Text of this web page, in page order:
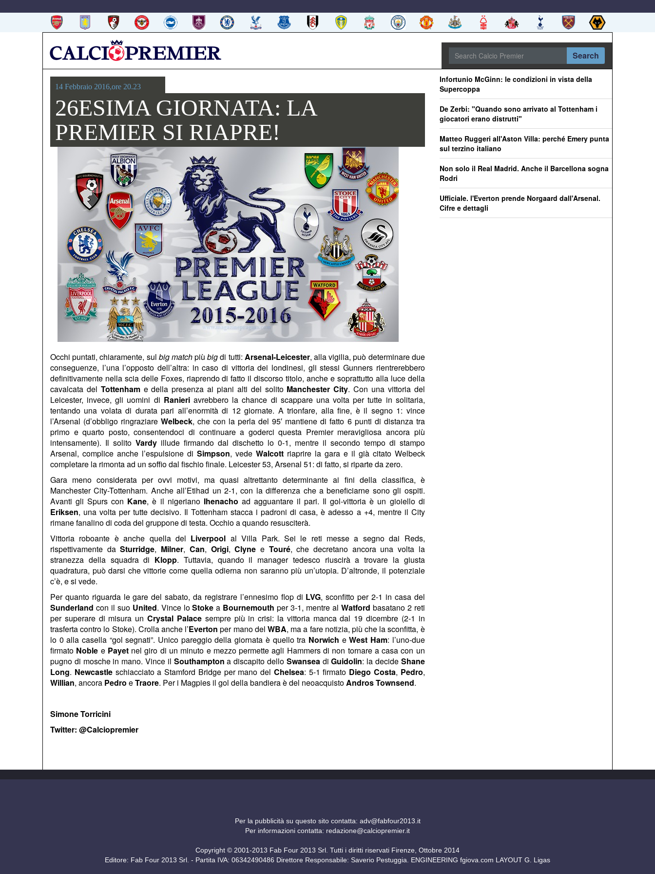
Search
14 Febbraio 2016,ore 20.23
26ESIMA GIORNATA: LA
PREMIER SI RIAPRE!
Occhi puntati, chiaramente, sul big matchpiùbigdi tutti: Arsenal-Leicester, alla vigilia, può determinare due
conseguenze, l’una l’opposto dell’altra: in caso di vittoria dei londinesi, gli stessi Gunners rientrerebbero
definitivamente nella scia delle Foxes, riaprendo di fatto il discorso titolo, anche e soprattutto alla luce della
cavalcata del Tottenhame della presenza ai piani alti del solito Manchester City. Con una vittoria del
Leicester, invece, gli uomini di Ranieriavrebbero la chance di scappare una volta per tutte in solitaria,
tentando una volata di durata pari all’enormità di 12 giornate. A trionfare, alla fine, è il segno 1: vince
l’Arsenal (d’obbligo ringraziareWelbeck, che con la perla del 95′ mantiene di fatto 6 punti di distanza tra
primo e quarto posto, consentendoci di continuare a goderci questa Premier meravigliosa ancora più
intensamente). Il solito Vardyillude firmando dal dischetto lo 0-1, mentre il secondo tempo di stampo
Arsenal, complice anche l’espulsione di Simpson, vede Walcottriaprire la gara e il già citato Welbeck
completare la rimonta ad un soffio dal fischio finale. Leicester 53, Arsenal 51: di fatto, si riparte da zero.
Gara meno considerata per ovvi motivi, ma quasi altrettanto determinante ai fini della classifica, è
Manchester City-Tottenham. Anche all’Etihad un 2-1, con la differenza che a beneficiarne sono gli ospiti.
Avanti gli Spurs con Kane, è il nigerianoIhenacho ad agguantare il pari. Il gol-vittoria è un gioiello di
Eriksen, una volta per tutte decisivo. Il Tottenham stacca i padroni di casa, è adesso a +4, mentre il City
rimane fanalino di coda del gruppone di testa. Occhio a quando resusciterà.
Vittoria roboante è anche quella del Liverpool al Villa Park. Sei le reti messe a segno dai Reds,
rispettivamente daSturridge, Milner, Can, Origi,Clyne e Touré, che decretano ancora una volta la
stranezza della squadra di Klopp. Tuttavia, quando il manager tedesco riuscirà a trovare la giusta
quadratura, può darsi che vittorie come quella odierna non saranno più un’utopia. D’altronde, il potenziale
c’è, e si vede.
Per quanto riguarda le gare del sabato, da registrare l’ennesimo flop di LVG, sconfitto per 2-1 in casa del
Sunderland con il suo United. Vince loStoke a Bournemouth per 3-1, mentre al Watford basatano 2 reti
per superare di misura unCrystal Palacesempre più in crisi: la vittoria manca dal 19 dicembre (2-1 in
trasferta contro lo Stoke). Crolla anche l’Everton per mano del WBA, ma a fare notizia, più che la sconfitta, è
lo 0 alla casella “gol segnati”. Unico pareggio della giornata è quello tra Norwich eWest Ham: l’uno-due
firmato Noble e Payetnel giro di un minuto e mezzo permette agli Hammers di non tornare a casa con un
pugno di mosche in mano. Vince il Southampton a discapito dello Swanseadi Guidolin: la decide Shane
Long. Newcastleschiacciato a Stamford Bridge per mano del Chelsea: 5-1 firmato Diego Costa, Pedro,
Willian, ancora Pedro eTraore. Per i Magpies il gol della bandiera è del neoacquistoAndros Townsend.
Simone Torricini
Twitter: @Calciopremier
Infortunio McGinn: le condizioni in vista della
Supercoppa
De Zerbi: "Quando sono arrivato al Tottenham i
giocatori erano distrutti"
Matteo Ruggeri all'Aston Villa: perché Emery punta
sul terzino italiano
Non solo il Real Madrid. Anche il Barcellona sogna
Rodri
Ufficiale. l'Everton prende Norgaard dall'Arsenal.
Cifre e dettagli
Per la pubblicità su questo sito contatta: adv@fabfour2013.it
Per informazioni contatta: redazione@calciopremier.it
Copyright © 2001-2013 Fab Four 2013 Srl. Tutti i diritti riservati Firenze, Ottobre 2014
Editore: Fab Four 2013 Srl. - Partita IVA: 06342490486 Direttore Responsabile: Saverio Pestuggia. ENGINEERING fgiova.com LAYOUT G. Ligas